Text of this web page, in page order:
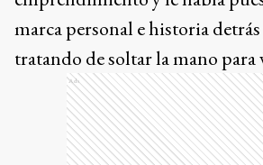
marca personal e historia
tratando de soltar la mano para
Ads